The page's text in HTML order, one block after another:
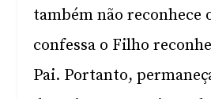
também não reconhece
confessa o Filho
Pai. Portanto,